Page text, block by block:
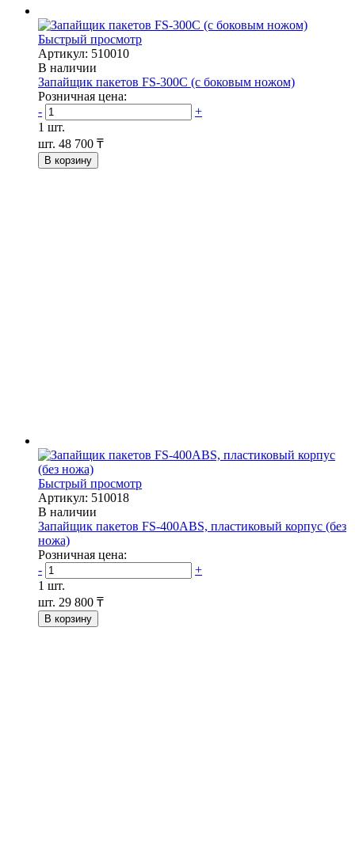
Быстрый просмотр
Артикул: 510010
В наличии
Запайщик пакетов FS-300С (с боковым ножом)
Розничная цена:
-
+
1 шт.
шт. 48 700 ₸
В корзину
Быстрый просмотр
Артикул: 510018
В наличии
Запайщик пакетов FS-400ABS, пластиковый корпус (без
ножа)
Розничная цена:
-
+
1 шт.
шт. 29 800 ₸
В корзину